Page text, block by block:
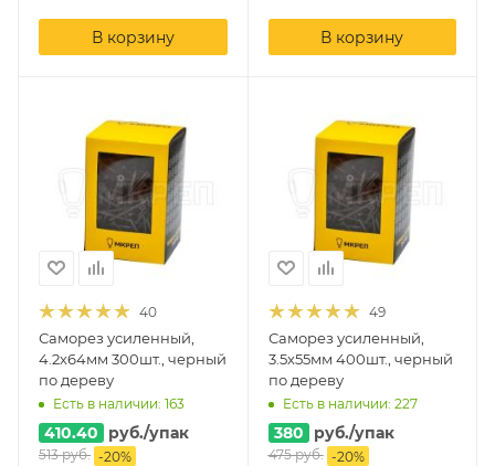
В корзину В корзину
40
Саморез усиленный,
4.2х64мм 300шт., черный
по дереву
Есть в наличии: 163
410.40 руб./упак
513руб. -20%
49
Саморез усиленный,
3.5х55мм 400шт., черный
по дереву
Есть в наличии: 227
380 руб./упак
475руб. -20%